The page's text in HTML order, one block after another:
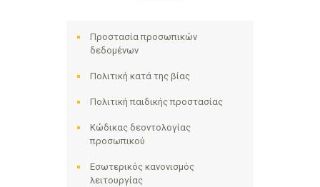
Προστασία προσωπικών
δεδομένων
Πολιτική κατά της βίας
Πολιτική παιδικής προστασίας
Κώδικας δεοντολογίας
προσωπικού
Εσωτερικός κανονισμός
λειτουργίας